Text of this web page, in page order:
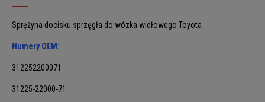
Sprężyna docisku sprzęgła do wózka widłowego Toyota
Numery OEM:
312252200071
31225-22000-71